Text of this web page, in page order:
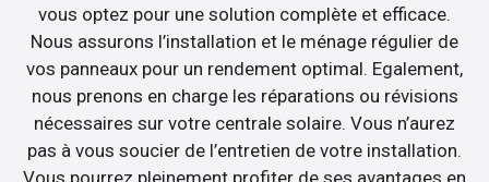
vous optez pour une solution complète et efficace.
Nous assurons l’installation et le ménage régulier de
vos panneaux pour un rendement optimal. Egalement,
nous prenons en charge les réparations ou révisions
nécessaires sur votre centrale solaire. Vous n’aurez
pas à vous soucier de l’entretien de votre installation.